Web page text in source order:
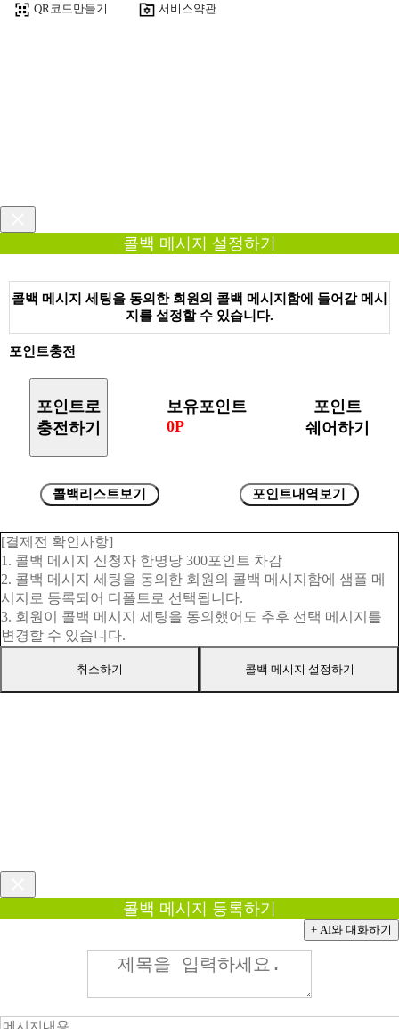
QR코드만들기 서비스약관
콜백 메시지 설정하기
콜백 메시지 세팅을 동의한 회원의 콜백 메시지함에 들어갈 메시
지를 설정할 수 있습니다.
포인트충전
포인트로
충전하기
보유포인트
0P
포인트
쉐어하기
콜백리스트보기 포인트내역보기
[결제전 확인사항]
1. 콜백 메시지 신청자 한명당 300포인트 차감
2. 콜백 메시지 세팅을 동의한 회원의 콜백 메시지함에 샘플 메
시지로 등록되어 디폴트로 선택됩니다.
3. 회원이 콜백 메시지 세팅을 동의했어도 추후 선택 메시지를
변경할 수 있습니다.
취소하기 콜백 메시지 설정하기
콜백 메시지 등록하기
+ AI와 대화하기